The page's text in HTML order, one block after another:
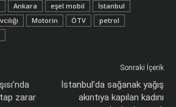
Ankara eşel mobil
İstanbul
Motorin ÖTV
petrol
zarar
Sonraki İçerik
İstanbul’da sağanak yağış
akıntıya kapılan kadını